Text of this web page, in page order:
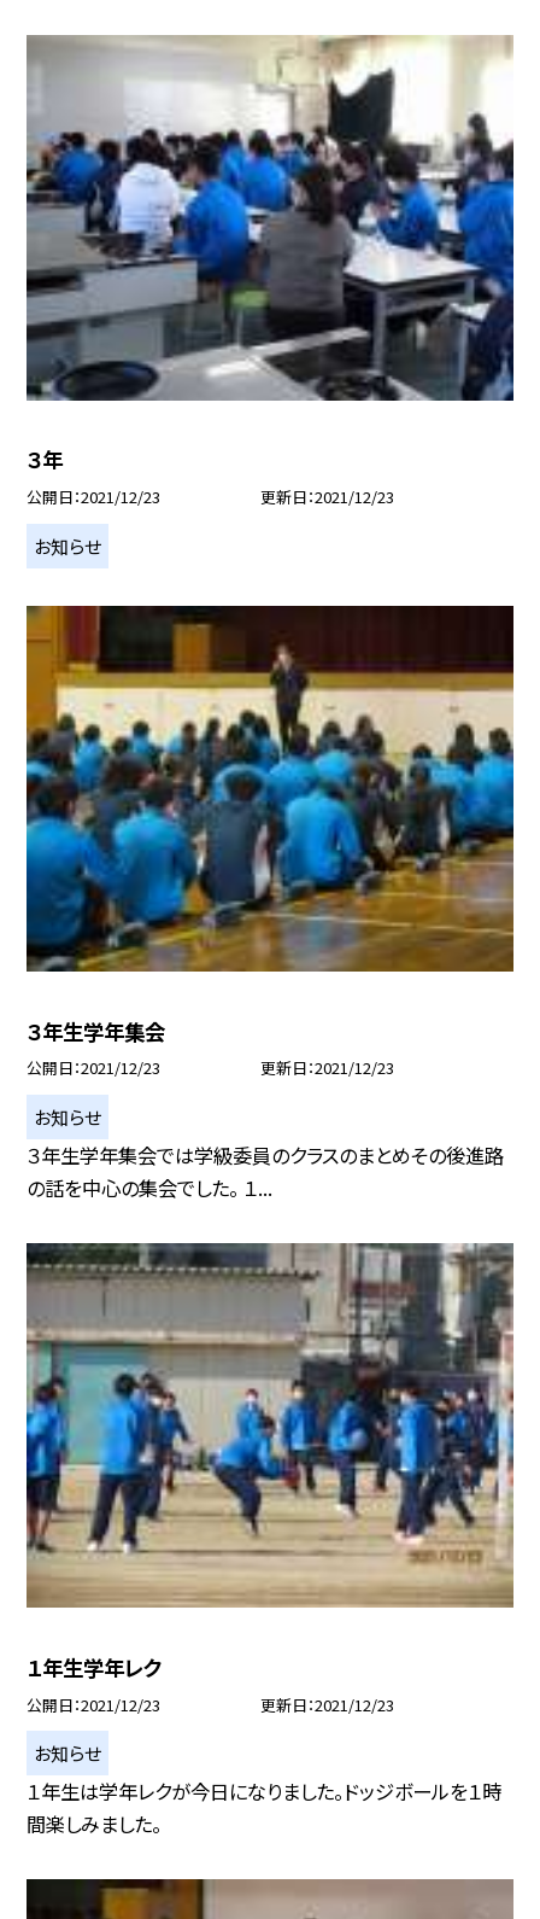
３年
公開日 2021/12/23 更新日 2021/12/23
お知らせ
３年生学年集会
公開日 2021/12/23 更新日 2021/12/23
お知らせ
３年生学年集会では学級委員のクラスのまとめその後進路
の話を中心の集会でした。 １...
１年生学年レク
公開日 2021/12/23 更新日 2021/12/23
お知らせ
１年生は学年レクが今日になりました。ドッジボールを１時
間楽しみました。